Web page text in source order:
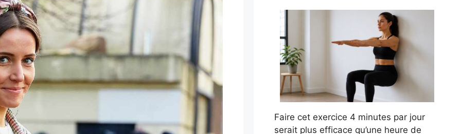
Faire cet exercice 4 minutes par jour
serait plus efficace qu’une heure de